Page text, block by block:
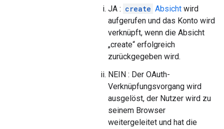
JA : create Absicht wird
aufgerufen und das Konto wird
verknüpft, wenn die Absicht
„create“ erfolgreich
zurückgegeben wird.
NEIN : Der OAuth-
Verknüpfungsvorgang wird
ausgelöst, der Nutzer wird zu
seinem Browser
weitergeleitet und hat die